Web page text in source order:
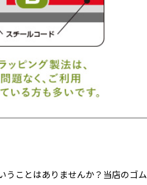
うことはありませんか？当店のゴム